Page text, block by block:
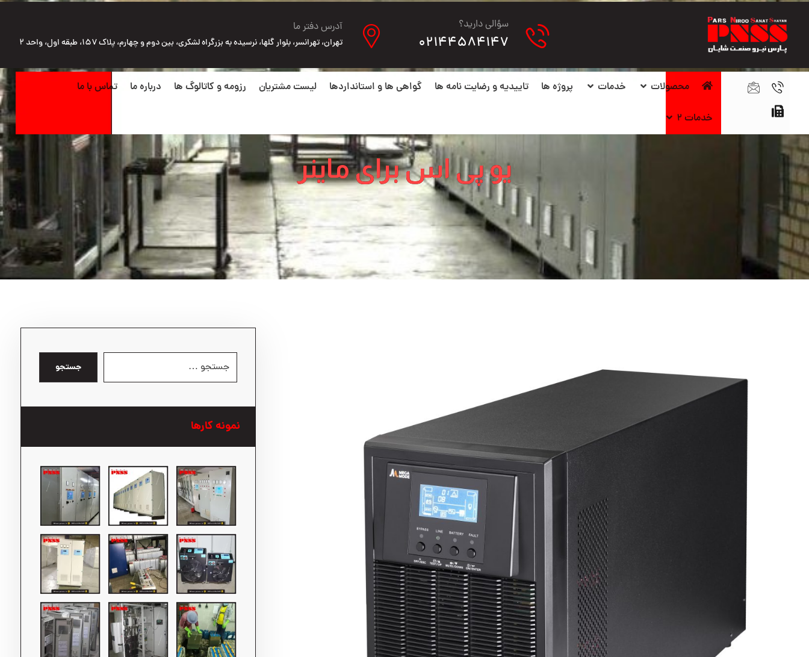
آدرس دفتر ما
تهران، تهرانسر، بلوار گلها، نرسیده به بزرگراه لشکری، بین دوم و چهارم، پلاک ۱۵۷، طبقه اول، واحد ۲
سؤالی دارید؟
02144584147
محصولات خدمات پروژه ها تاییدیه و رضایت نامه ها گواهی ها و استانداردها لیست مشتریان رزومه و کاتالوگ ها درباره ما تماس با ما
خدمات ۲
یو پی اس برای ماینر
جستجو
نمونه کارها